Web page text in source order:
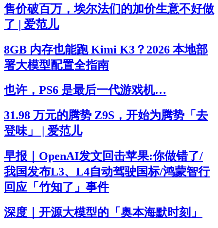
售价破百万，埃尔法们的加价生意不好做
了 | 爱范儿
8GB 内存也能跑 Kimi K3？2026 本地部
署大模型配置全指南
也许，PS6 是最后一代游戏机…
31.98 万元的腾势 Z9S，开始为腾势「去
登味」 | 爱范儿
早报｜OpenAI发文回击苹果:你做错了/
我国发布L3、L4自动驾驶国标/鸿蒙智行
回应「竹知了」事件
深度｜开源大模型的「奥本海默时刻」